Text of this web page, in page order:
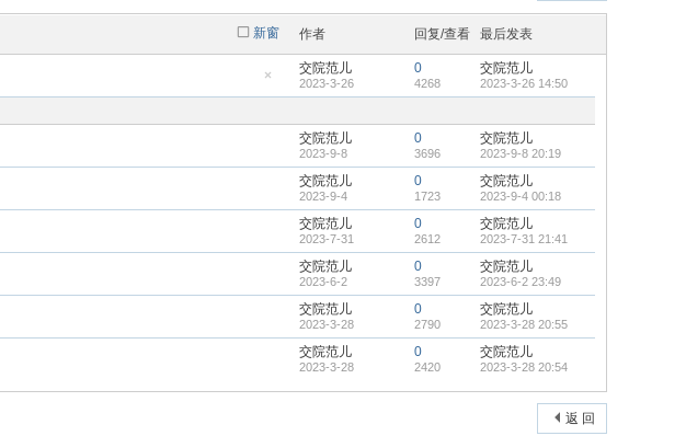
新窗 作者 回复/查看 最后发表
藏
顶
交院范儿
2023-3-26
0
4268
交院范儿
2023-3-26 14:50
交院范儿
2023-9-8
0
3696
交院范儿
2023-9-8 20:19
交院范儿
2023-9-4
0
1723
交院范儿
2023-9-4 00:18
交院范儿
2023-7-31
0
2612
交院范儿
2023-7-31 21:41
交院范儿
2023-6-2
0
3397
交院范儿
2023-6-2 23:49
交院范儿
2023-3-28
0
2790
交院范儿
2023-3-28 20:55
交院范儿
2023-3-28
0
2420
交院范儿
2023-3-28 20:54
返 回